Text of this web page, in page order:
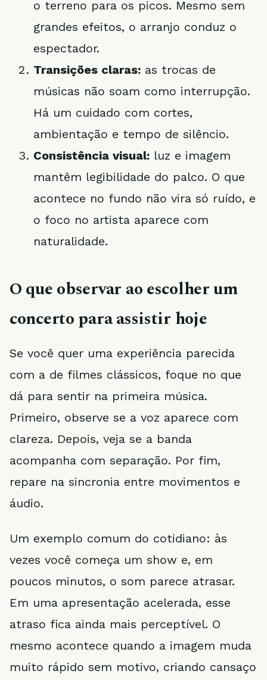
o terreno para os picos. Mesmo sem
grandes efeitos, o arranjo conduz o
espectador.
Transições claras: as trocas de
músicas não soam como interrupção.
Há um cuidado com cortes,
ambientação e tempo de silêncio.
Consistência visual: luz e imagem
mantêm legibilidade do palco. O que
acontece no fundo não vira só ruído, e
o foco no artista aparece com
naturalidade.
O que observar ao escolher um
concerto para assistir hoje
Se você quer uma experiência parecida
com a de filmes clássicos, foque no que
dá para sentir na primeira música.
Primeiro, observe se a voz aparece com
clareza. Depois, veja se a banda
acompanha com separação. Por fim,
repare na sincronia entre movimentos e
áudio.
Um exemplo comum do cotidiano: às
vezes você começa um show e, em
poucos minutos, o som parece atrasar.
Em uma apresentação acelerada, esse
atraso fica ainda mais perceptível. O
mesmo acontece quando a imagem muda
muito rápido sem motivo, criando cansaço